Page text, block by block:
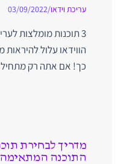
עריכת וידאו/
03/09/2022
3 תוכנות מומלצות
הווידאו עלול
כך! אם אתה רק מתחיל
מדריך לבחירת
התוכנה המתאימה